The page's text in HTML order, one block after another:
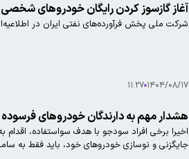
آغاز گازسوز کردن رایگان خودروهای شخصی
شرکت ملی پخش فرآورده‌های نفتی ایران در اطلاعیه‌ای از آغاز طرح تبدیل رایگان
۱۴۰۴/۰۸/۱۷ ۱۱:۲۷
هشدار مهم به دارندگان خودروهای فرسوده
اخیرا برخی افراد سودجو با هدف سواستفاده،
جایگزنی و نوسازی خودروهای خود، باید فقط به